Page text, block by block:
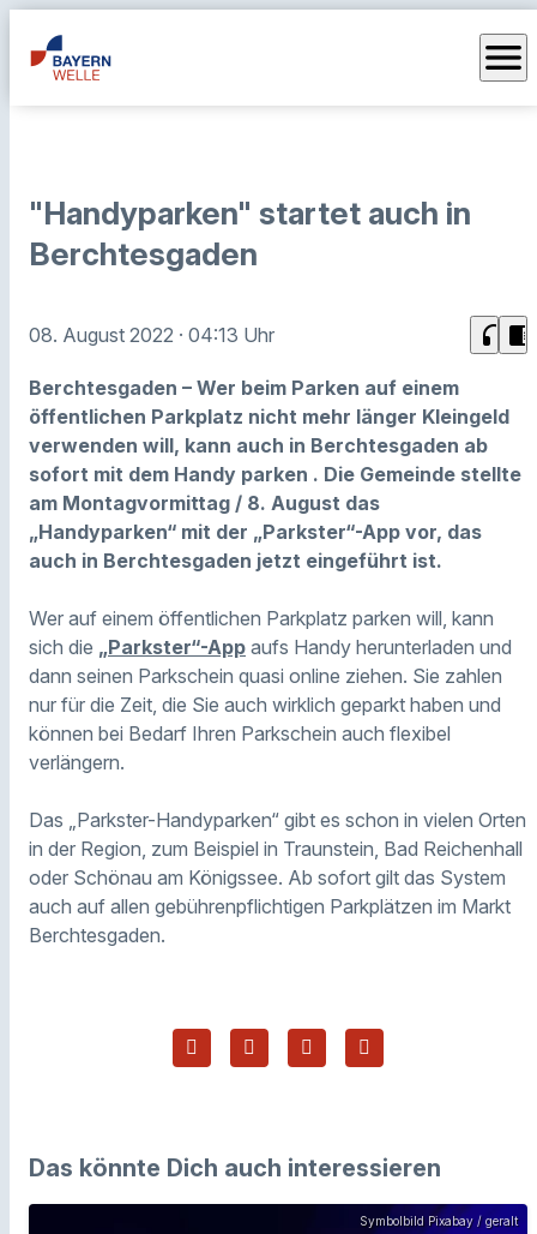
menu
"Handyparken" startet auch in
Berchtesgaden
08. August 2022 · 04:13 Uhr headphones chrome_reader_mode
Berchtesgaden – Wer beim Parken auf einem
öffentlichen Parkplatz nicht mehr länger Kleingeld
verwenden will, kann auch in Berchtesgaden ab
sofort mit dem Handy parken . Die Gemeinde stellte
am Montagvormittag / 8. August das
„Handyparken“ mit der „Parkster“-App vor, das
auch in Berchtesgaden jetzt eingeführt ist.
Wer auf einem öffentlichen Parkplatz parken will, kann
sich die „Parkster“-App aufs Handy herunterladen und
dann seinen Parkschein quasi online ziehen. Sie zahlen
nur für die Zeit, die Sie auch wirklich geparkt haben und
können bei Bedarf Ihren Parkschein auch flexibel
verlängern.
Das „Parkster-Handyparken“ gibt es schon in vielen Orten
in der Region, zum Beispiel in Traunstein, Bad Reichenhall
oder Schönau am Königssee. Ab sofort gilt das System
auch auf allen gebührenpflichtigen Parkplätzen im Markt
Berchtesgaden.
Das könnte Dich auch interessieren
Symbolbild Pixabay / geralt